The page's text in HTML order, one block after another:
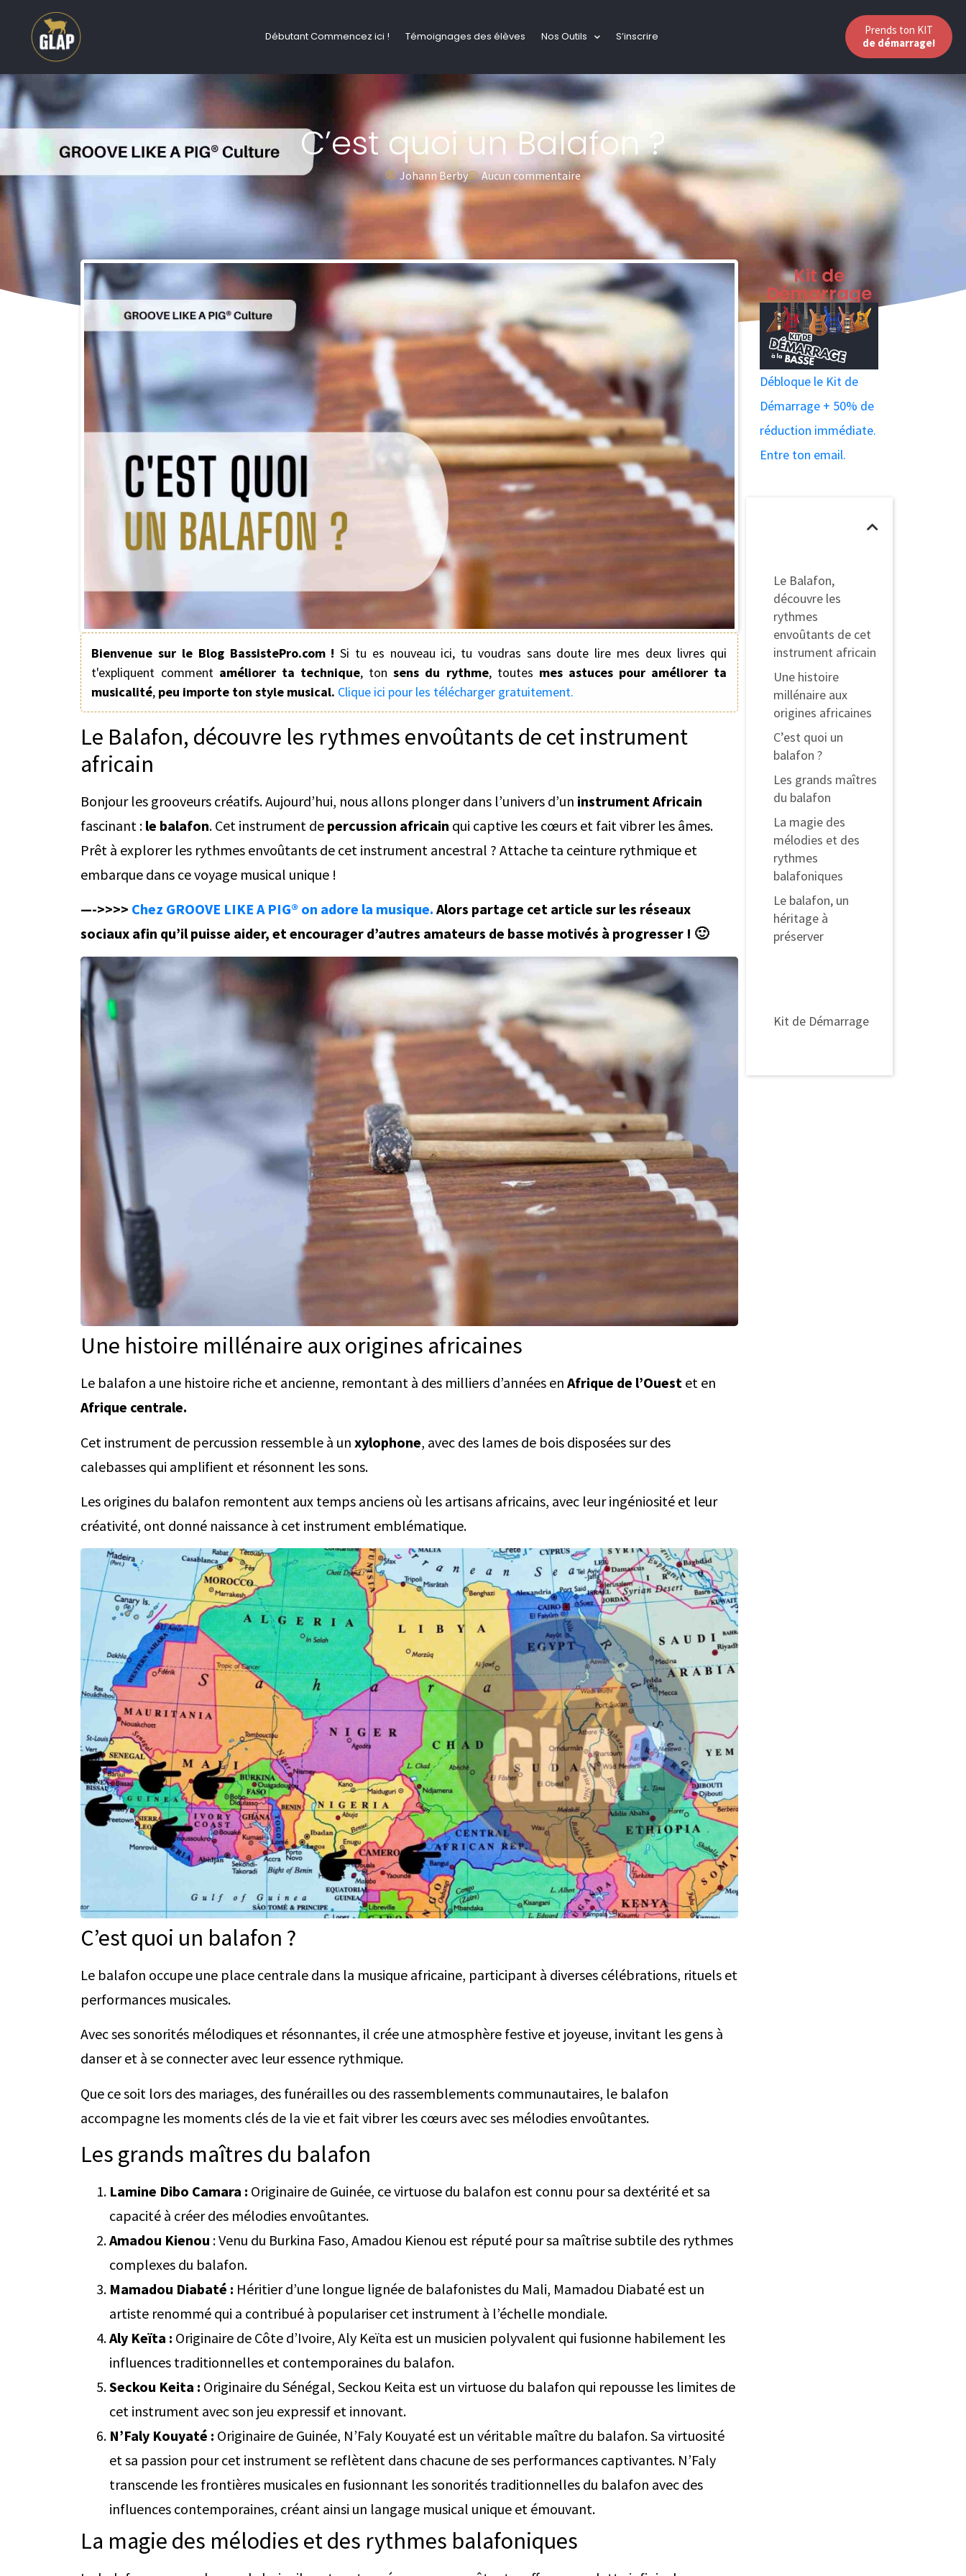
Débutant Commencez ici ! Témoignages des élèves Nos Outils S’inscrire
Prends ton KIT
de démarrage!
C’est quoi un Balafon ?
Johann Berby Aucun commentaire
Bienvenue sur le Blog BassistePro.com ! Si tu es nouveau ici, tu voudras sans doute lire mes deux livres qui
t'expliquent comment améliorer ta technique, tonsens du rythme, toutes mes astuces pour améliorer ta
musicalité, peu importe ton style musical. Clique ici pour les télécharger gratuitement.
Le Balafon, découvre les rythmes envoûtants de cet instrument
africain
Bonjour les grooveurs créatifs. Aujourd’hui, nous allons plonger dans l’univers d’un instrument Africain
fascinant : le balafon. Cet instrument de percussion africain qui captive les cœurs et fait vibrer les âmes.
Prêt à explorer les rythmes envoûtants de cet instrument ancestral ? Attache ta ceinture rythmique et
embarque dans ce voyage musical unique !
—->>>> Chez GROOVE LIKE A PIG® on adore la musique. Alors partage cet article sur les réseaux
sociaux afin qu’il puisse aider, et encourager d’autres amateurs de basse motivés à progresser ! 🙂
Une histoire millénaire aux origines africaines
Le balafon a une histoire riche et ancienne, remontant à des milliers d’années en Afrique de l’Ouest et en
Afrique centrale.
Cet instrument de percussion ressemble à un xylophone, avec des lames de bois disposées sur des
calebasses qui amplifient et résonnent les sons.
Les origines du balafon remontent aux temps anciens où les artisans africains, avec leur ingéniosité et leur
créativité, ont donné naissance à cet instrument emblématique.
C’est quoi un balafon ?
Le balafon occupe une place centrale dans la musique africaine, participant à diverses célébrations, rituels et
performances musicales.
Avec ses sonorités mélodiques et résonnantes, il crée une atmosphère festive et joyeuse, invitant les gens à
danser et à se connecter avec leur essence rythmique.
Que ce soit lors des mariages, des funérailles ou des rassemblements communautaires, le balafon
accompagne les moments clés de la vie et fait vibrer les cœurs avec ses mélodies envoûtantes.
Les grands maîtres du balafon
Lamine Dibo Camara : Originaire de Guinée, ce virtuose du balafon est connu pour sa dextérité et sa
capacité à créer des mélodies envoûtantes.
Amadou Kienou : Venu du Burkina Faso, Amadou Kienou est réputé pour sa maîtrise subtile des rythmes
complexes du balafon.
Mamadou Diabaté : Héritier d’une longue lignée de balafonistes du Mali, Mamadou Diabaté est un
artiste renommé qui a contribué à populariser cet instrument à l’échelle mondiale.
Aly Keïta : Originaire de Côte d’Ivoire, Aly Keïta est un musicien polyvalent qui fusionne habilement les
influences traditionnelles et contemporaines du balafon.
Seckou Keita : Originaire du Sénégal, Seckou Keita est un virtuose du balafon qui repousse les limites de
cet instrument avec son jeu expressif et innovant.
N’Faly Kouyaté : Originaire de Guinée, N’Faly Kouyaté est un véritable maître du balafon. Sa virtuosité
et sa passion pour cet instrument se reflètent dans chacune de ses performances captivantes. N’Faly
transcende les frontières musicales en fusionnant les sonorités traditionnelles du balafon avec des
influences contemporaines, créant ainsi un langage musical unique et émouvant.
La magie des mélodies et des rythmes balafoniques
Le Balafon,
découvre les
rythmes
envoûtants de cet
instrument africain
Une histoire
millénaire aux
origines africaines
C’est quoi un
balafon ?
Les grands maîtres
du balafon
La magie des
mélodies et des
rythmes
balafoniques
Le balafon, un
héritage à
préserver
Kit de Démarrage
Kit de
Démarrage
Débloque le Kit de
Démarrage + 50% de
réduction immédiate.
Entre ton email.